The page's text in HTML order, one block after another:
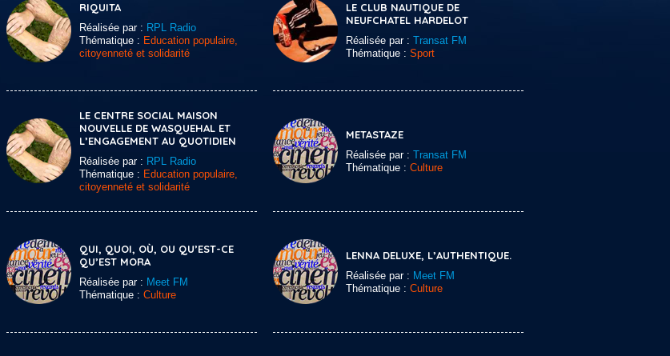
RIQUITA
Réalisée par : RPL Radio
Thématique : Education populaire,
citoyenneté et solidarité
LE CLUB NAUTIQUE DE
NEUFCHATEL HARDELOT
Réalisée par : Transat FM
Thématique : Sport
LE CENTRE SOCIAL MAISON
NOUVELLE DE WASQUEHAL ET
L’ENGAGEMENT AU QUOTIDIEN
Réalisée par : RPL Radio
Thématique : Education populaire,
citoyenneté et solidarité
METASTAZE
Réalisée par : Transat FM
Thématique : Culture
QUI, QUOI, OÙ, OU QU’EST-CE
QU’EST MORA
Réalisée par : Meet FM
Thématique : Culture
LENNA DELUXE, L’AUTHENTIQUE.
Réalisée par : Meet FM
Thématique : Culture